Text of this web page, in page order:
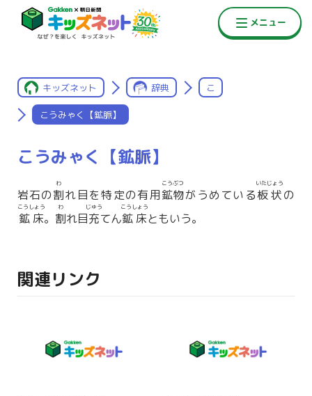
キッズネット 辞典 こ
こうみゃく【鉱脈】
こうみゃく【鉱脈】
岩石の割
わ
れ目を特定の有用鉱物
こうぶつ
がうめている板状
いたじょう
の
鉱床
こうしょう
。 割
わ
れ目充
じゅう
てん鉱床
こうしょう
ともいう。
関連リンク